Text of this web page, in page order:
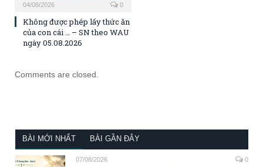
04/08/2026 0
Không được phép lấy thức ăn
của con cái … – SN theo WAU
ngày 05.08.2026
Comments are closed.
BÀI MỚI NHẤT BÀI GẦN ĐÂY
07/08/2026 0